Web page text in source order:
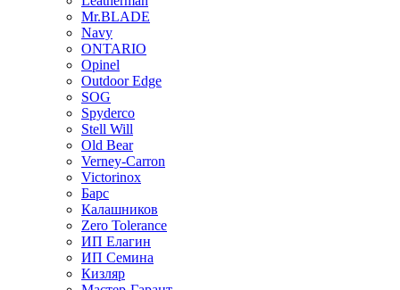
Mr.BLADE
Navy
ONTARIO
Opinel
Outdoor Edge
SOG
Spyderco
Stell Will
Old Bear
Verney-Carron
Victorinox
Барс
Калашников
Zero Tolerance
ИП Елагин
ИП Семина
Кизляр